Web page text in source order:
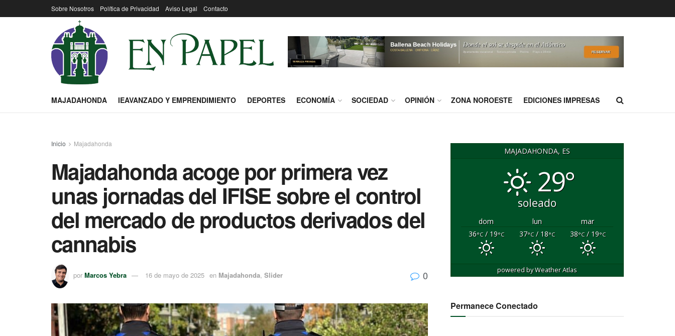
Sobre Nosotros Política de Privacidad Aviso Legal Contacto
MAJADAHONDA IEAVANZADO Y EMPRENDIMIENTO DEPORTES ECONOMÍA SOCIEDAD OPINIÓN ZONA NOROESTE EDICIONES IMPRESAS
Inicio Majadahonda
Majadahonda acoge por primera vez
unas jornadas del IFISE sobre el control
del mercado de productos derivados del
cannabis
por Marcos Yebra 16 de mayo de 2025 en Majadahonda, Slider 0
MAJADAHONDA, ES
29°
soleado
dom lun
mar
36°C/ 19°C 37°C/ 18°C 38°C/ 19°C
powered byWeather Atlas
Permanece Conectado